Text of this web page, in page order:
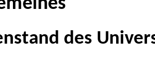
des